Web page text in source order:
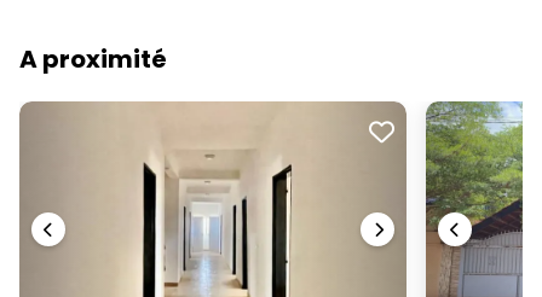
A proximité